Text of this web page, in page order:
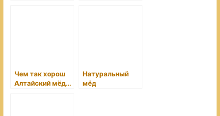
Чем так хорош
Алтайский мёд…
Натуральный
мёд